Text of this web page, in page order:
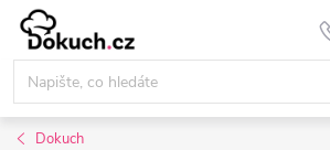
Přejít
obsah
Dokuch